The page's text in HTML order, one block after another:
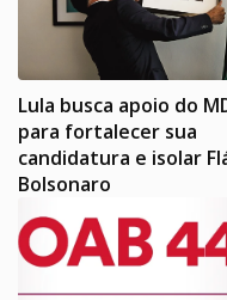
Lula busca apoio do
para fortalecer sua
candidatura e isolar
Bolsonaro